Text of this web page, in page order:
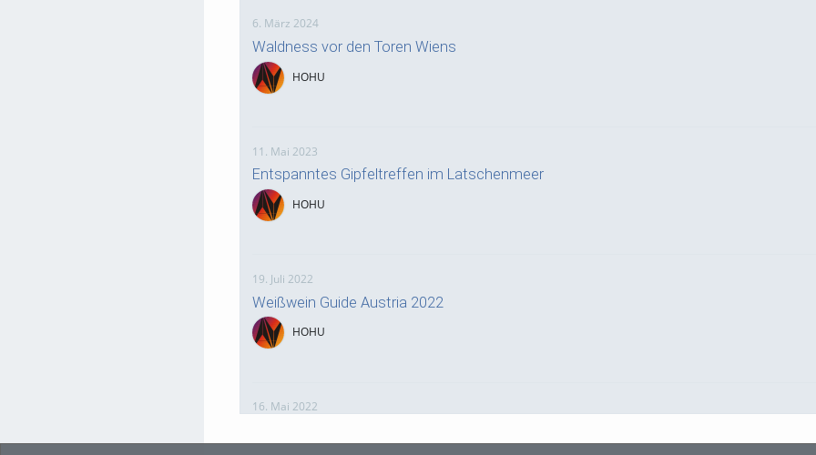
6. März 2024
Waldness vor den Toren Wiens
HOHU
11. Mai 2023
Entspanntes Gipfeltreffen im Latschenmeer
HOHU
19. Juli 2022
Weißwein Guide Austria 2022
HOHU
16. Mai 2022